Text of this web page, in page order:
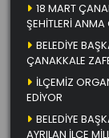
18 MART
ŞEHİTLERİ ANMA
BELEDİYE
ÇANAKKALE
İLÇEMİZ
EDİYOR
BELEDİYE
AYRILAN İLÇE